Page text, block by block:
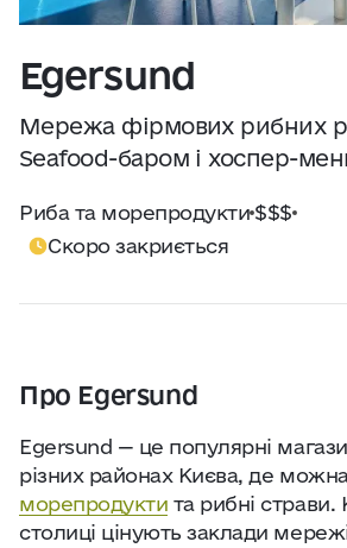
Про нас
Співпраця
Київ сьогодні
місця Києва
Практичні поради
Джерело:openweathermap.org
Egersund
Мережа фірмових рибних
Seafood-баром і хоспер-
Риба та морепродукти $$$
Скоро закриється
Про Egersund
Egersund — це популярні
різних районах Києва, де
морепродукти та рибні страви.
столиці цінують заклади мережі